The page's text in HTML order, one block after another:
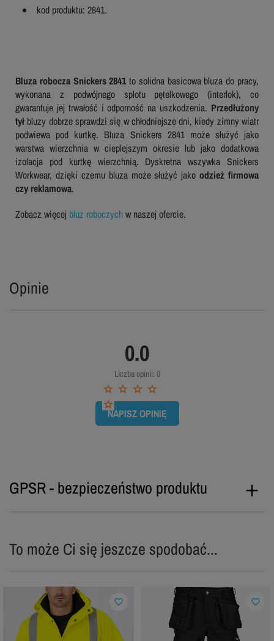
kod produktu: 2841.
Bluza robocza Snickers 2841to solidna basicowa bluza do pracy,
wykonana z podwójnego splotu pętelkowego (interlok), co
gwarantuje jej trwałość i odporność na uszkodzenia. Przedłużony
tył bluzy dobrze sprawdzi się w chłodniejsze dni, kiedy zimny wiatr
podwiewa pod kurtkę. Bluza Snickers 2841 może służyć jako
warstwa wierzchnia w cieplejszym okresie lub jako dodatkowa
izolacja pod kurtkę wierzchnią. Dyskretna wszywka Snickers
Workwear, dzięki czemu bluza może służyć jakoodzież firmowa
czy reklamowa.
Zobacz więcej bluz roboczychw naszej ofercie.
Opinie
0.0
Liczba opinii: 0
NAPISZ OPINIĘ
GPSR - bezpieczeństwo produktu
To może Ci się jeszcze spodobać...
favorite_border favorite_border